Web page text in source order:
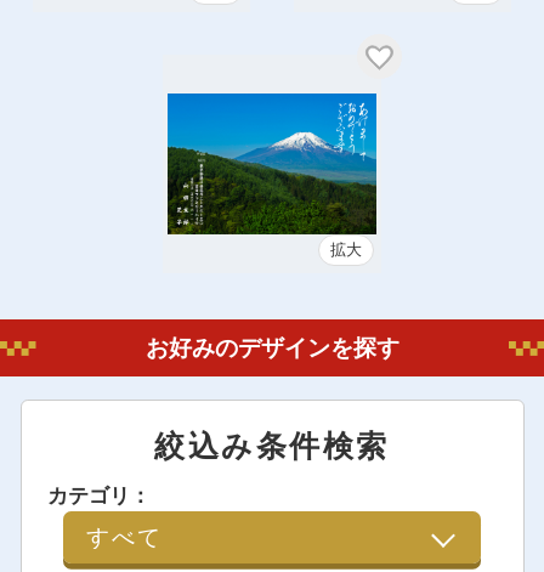
拡大
お好みのデザインを探す
絞込み条件検索
カテゴリ：